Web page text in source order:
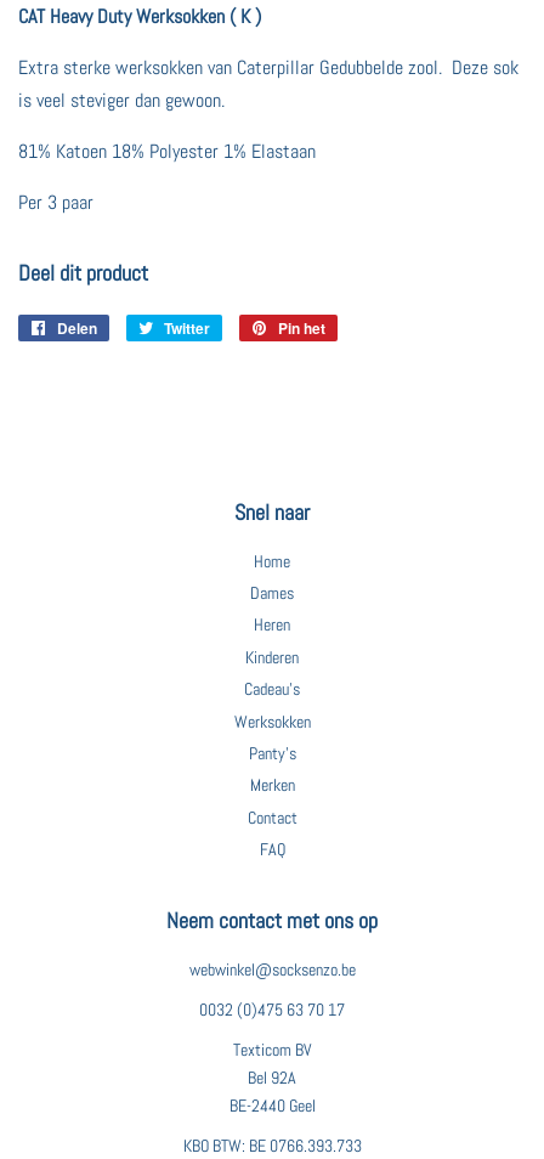
CAT Heavy Duty Werksokken ( K )
Extra sterke werksokken van Caterpillar Gedubbelde zool. Deze sok
is veel steviger dan gewoon.
81% Katoen 18% Polyester 1% Elastaan
Per 3 paar
Deel dit product
Delen
Delen
Twitter
TwitterenPin het
Snel naar
Home
Dames
Heren
Kinderen
Cadeau's
Werksokken
Panty's
Merken
Contact
FAQ
Neem contact met ons op
webwinkel@socksenzo.be
0032 (0)475 63 70 17
Texticom BV
Bel 92A
BE-2440 Geel
KBO BTW: BE 0766.393.733